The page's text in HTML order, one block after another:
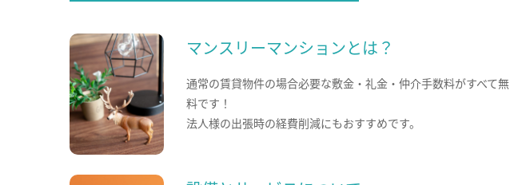
マンスリーマンションとは？
通常の賃貸物件の場合必要な敷金・礼金・仲介手数料がすべて無
料です！
法人様の出張時の経費削減にもおすすめです。